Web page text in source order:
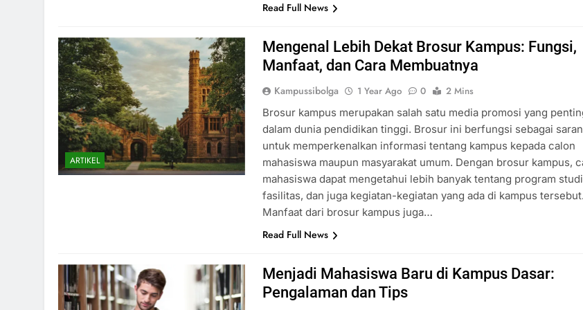
Read Full News
ARTIKEL
Mengenal Lebih Dekat Brosur Kampus: Fungsi,
Manfaat, dan Cara Membuatnya
Kampussibolga 1 Year Ago 0
2 Mins
Brosur kampus merupakan salah satu media promosi yang
dalam dunia pendidikan tinggi. Brosur ini berfungsi sebagai
untuk memperkenalkan informasi tentang kampus kepada calon
mahasiswa maupun masyarakat umum. Dengan brosur kampus,
mahasiswa dapat mengetahui lebih banyak tentang program
fasilitas, dan juga kegiatan-kegiatan yang ada di kampus tersebut.
Manfaat dari brosur kampus juga…
Read Full News
Menjadi Mahasiswa Baru di Kampus Dasar:
Pengalaman dan Tips